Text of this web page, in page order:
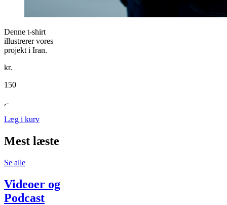
Denne t-shirt
illustrerer vores
projekt i Iran.
kr.
150
,-
Læg i kurv
Mest læste
Se alle
Videoer og
Podcast